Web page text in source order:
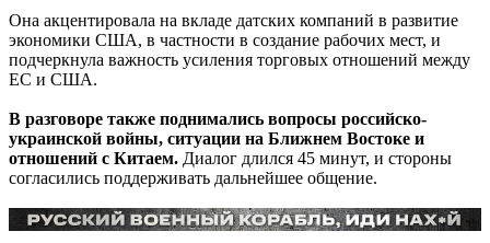
Она акцентировала на вкладе датских компаний в развитие
экономики США, в частности в создание рабочих мест, и
подчеркнула важность усиления торговых отношений между
ЕС и США.
В разговоре также поднимались вопросы российско-
украинской войны, ситуации на Ближнем Востоке и
отношений с Китаем. Диалог длился 45 минут, и стороны
согласились поддерживать дальнейшее общение.